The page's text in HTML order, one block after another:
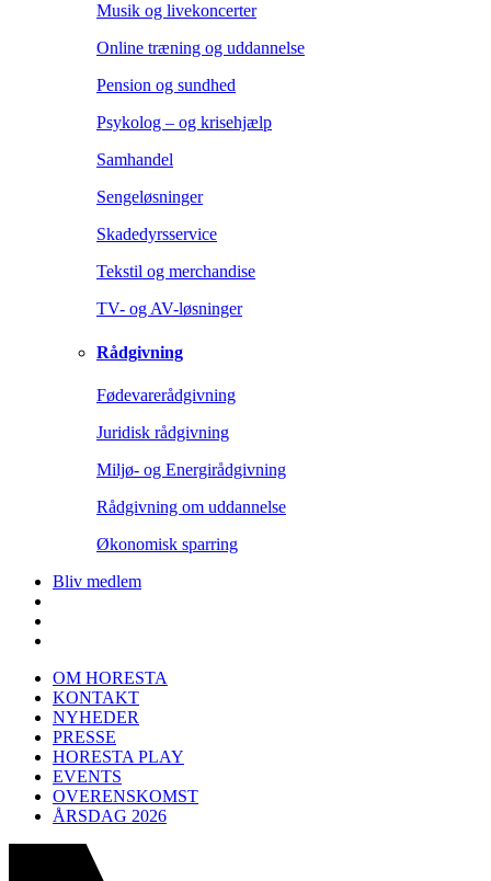
Musik og livekoncerter
Online træning og uddannelse
Pension og sundhed
Psykolog – og krisehjælp
Samhandel
Sengeløsninger
Skadedyrsservice
Tekstil og merchandise
TV- og AV-løsninger
Rådgivning
Fødevarerådgivning
Juridisk rådgivning
Miljø- og Energirådgivning
Rådgivning om uddannelse
Økonomisk sparring
Bliv medlem
OM HORESTA
KONTAKT
NYHEDER
PRESSE
HORESTA PLAY
EVENTS
OVERENSKOMST
ÅRSDAG 2026